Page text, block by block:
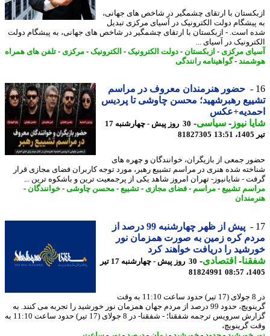
با ارتقای چشمگیر در شاخص های جهانی،
دولت الکترونیک در آسیای مرکزی تبدیل
است. - ازبکستان با ارتقای چشمگیر در شاخص های جهانی، به پیشگام دولت
در آسیای ...
مرکزی - ازبکستان-دولت الکترونیک-الکترونیک-مرکزی - تلفن های همراه
-گواهینامه رانندگی
حضور هنرمندان معروف در مراسم
رهبرشهید؛ محسن چاوشی تا پردیس
نیوز-سیاسی-
30 روز پیش - چهارشنبه 17
81827305
جمعی از بازیگران، خوانندگان و چهره های
شده هنری در مراسم تشییع رهبر، مورد توجه کاربران فضای مجازی قرار
- شایانیوز- تهران امروز شاهد یکی از پرجمعیت ترین و باشکوه ترین ...
تشییع-مراسم -فضای مجازی- تشییع-محسن چاوشی-خوانندگان-
پیش از ظهر چهارشنبه 99 درصد از
کره زمین به صورت همزمان نور
را دریافت خواهند کرد
-اقتصادی-
30 روز پیش - چهارشنبه 17 تیر
81824991
در 8 جولای (17 تیر) حدود ساعت 11:10 به وقت
گرینویچ، حدود 99 درصد از مردم جهان همزمان نور خورشید را تجربه می کنند. به
گزارش سرویس ترجمه شفقنا؛ - شفقنا- در 8 جولای (17 تیر) حدود ساعت 11:10 به
گرینویچ،